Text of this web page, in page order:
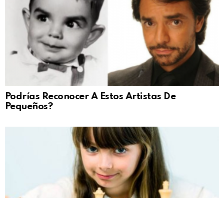
Podrías Reconocer A Estos Artistas De
Pequeños?